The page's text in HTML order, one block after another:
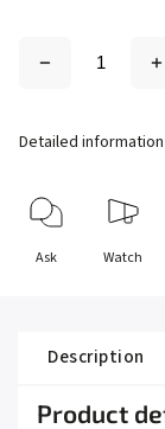
Detailed information
Ask Watch
Description
Product